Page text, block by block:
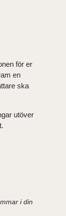
för er
en
ska
utöver
i din